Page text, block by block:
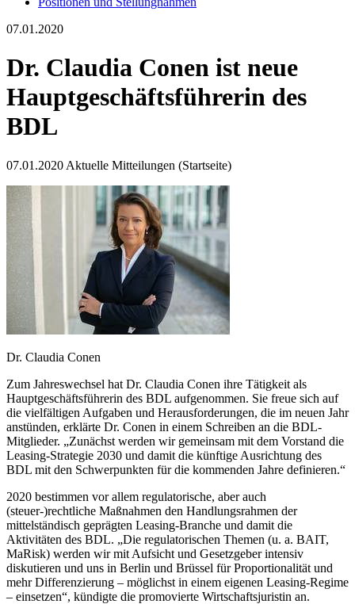
07.01.2020
Dr. Claudia Conen ist neue
Hauptgeschäftsführerin des
BDL
07.01.2020 Aktuelle Mitteilungen (Startseite)
Dr. Claudia Conen
Zum Jahreswechsel hat Dr. Claudia Conen ihre Tätigkeit als
Hauptgeschäftsführerin des BDL aufgenommen. Sie freue sich auf
die vielfältigen Aufgaben und Herausforderungen, die im neuen Jahr
anstünden, erklärte Dr. Conen in einem Schreiben an die BDL-
Mitglieder. „Zunächst werden wir gemeinsam mit dem Vorstand die
Leasing-Strategie 2030 und damit die künftige Ausrichtung des
BDL mit den Schwerpunkten für die kommenden Jahre definieren.“
2020 bestimmen vor allem regulatorische, aber auch
(steuer-)rechtliche Maßnahmen den Handlungsrahmen der
mittelständisch geprägten Leasing-Branche und damit die
Aktivitäten des BDL. „Die regulatorischen Themen (u. a. BAIT,
MaRisk) werden wir mit Aufsicht und Gesetzgeber intensiv
diskutieren und uns in Berlin und Brüssel für Proportionalität und
mehr Differenzierung – möglichst in einem eigenen Leasing-Regime
– einsetzen“, kündigte die promovierte Wirtschaftsjuristin an.